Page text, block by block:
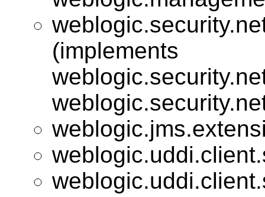
(implements